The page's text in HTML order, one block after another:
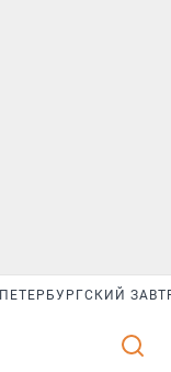
ПЕТЕРБУРГСКИЙ